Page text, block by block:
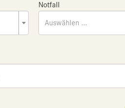
Notfall
Auswählen ...